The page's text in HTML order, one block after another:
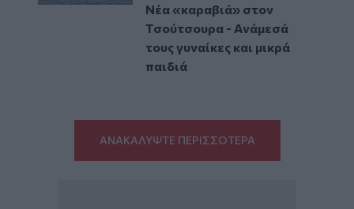
Νέα «καραβιά» στον
Τσούτσουρα - Ανάμεσά
τους γυναίκες και μικρά
παιδιά
ΑΝΑΚΑΛΥΨΤΕ ΠΕΡΙΣΣΟΤΕΡΑ